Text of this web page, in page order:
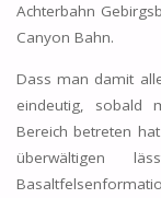
Achterbahn
Canyon Bahn.
Dass man damit
eindeutig, sobald
Bereich betreten
überwältigen